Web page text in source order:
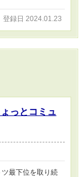
登録日 2024.01.23
っとコミュ
最下位を取り続